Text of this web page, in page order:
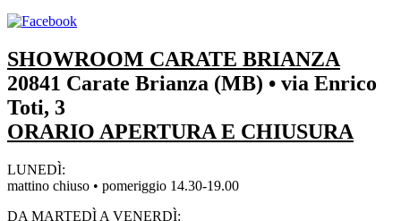
SHOWROOM CARATE BRIANZA
20841 Carate Brianza (MB) • via Enrico
Toti, 3
ORARIO APERTURA E CHIUSURA
LUNEDÌ:
mattino chiuso • pomeriggio 14.30-19.00
DA MARTEDÌ A VENERDÌ: